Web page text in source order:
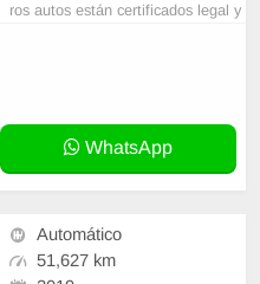
ros autos están certificados legal y
WhatsApp
Automático
51,627 km